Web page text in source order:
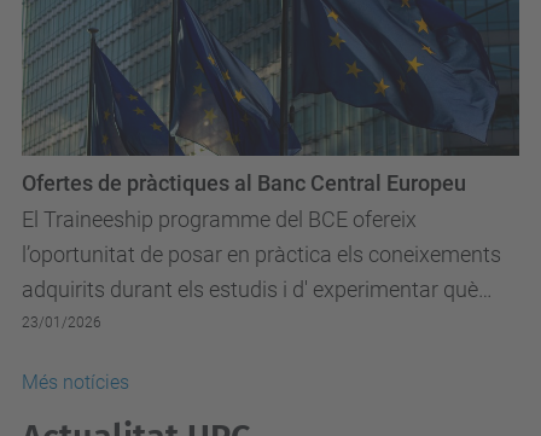
El Traineeship programme del BCE ofereix
l’oportunitat de posar en pràctica els coneixements
adquirits durant els estudis i d' experimentar què
suposa treballar per a Europa.
Ofertes de pràctiques al Banc Central Europeu
23/01/2026
Més notícies